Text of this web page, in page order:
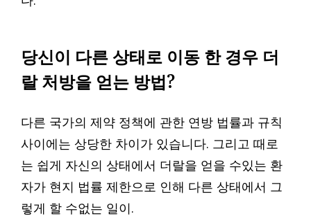
당신이 다른 상태로 이동 한 경우 더
랄 처방을 얻는 방법?
다른 국가의 제약 정책에 관한 연방 법률과 규칙
사이에는 상당한 차이가 있습니다. 그리고 때로
는 쉽게 자신의 상태에서 더랄을 얻을 수있는 환
자가 현지 법률 제한으로 인해 다른 상태에서 그
렇게 할 수없는 일이.